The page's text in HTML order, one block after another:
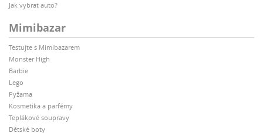
Jak vybrat auto?
Mimibazar
Testujte s Mimibazarem
Monster High
Barbie
Lego
Pyžama
Kosmetika a parfémy
Teplákové soupravy
Dětské boty